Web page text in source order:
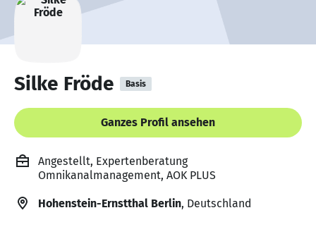
Silke Fröde Basis
Ganzes Profil ansehen
Angestellt, Expertenberatung
Omnikanalmanagement, AOK PLUS
Hohenstein-Ernstthal Berlin, Deutschland